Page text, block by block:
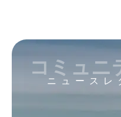
ニュースレ
コミュニ